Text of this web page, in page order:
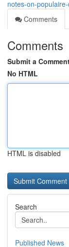
notes-on-
Comments
Comments
Submit a
No HTML
HTML is disabled
Search
Published News